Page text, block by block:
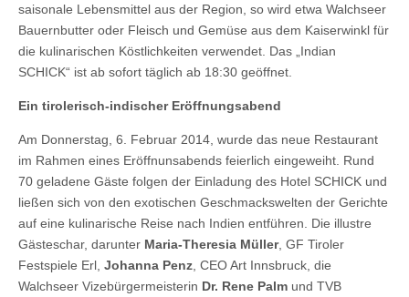
saisonale Lebensmittel aus der Region, so wird etwa Walchseer
Bauernbutter oder Fleisch und Gemüse aus dem Kaiserwinkl für
die kulinarischen Köstlichkeiten verwendet. Das „Indian
SCHICK“ ist ab sofort täglich ab 18:30 geöffnet.
Ein tirolerisch-indischer Eröffnungsabend
Am Donnerstag, 6. Februar 2014, wurde das neue Restaurant
im Rahmen eines Eröffnunsabends feierlich eingeweiht. Rund
70 geladene Gäste folgen der Einladung des Hotel SCHICK und
ließen sich von den exotischen Geschmackswelten der Gerichte
auf eine kulinarische Reise nach Indien entführen. Die illustre
Gästeschar, darunter Maria-Theresia Müller, GF Tiroler
Festspiele Erl, Johanna Penz , CEO Art Innsbruck, die
Walchseer Vizebürgermeisterin Dr. Rene Palm und TVB